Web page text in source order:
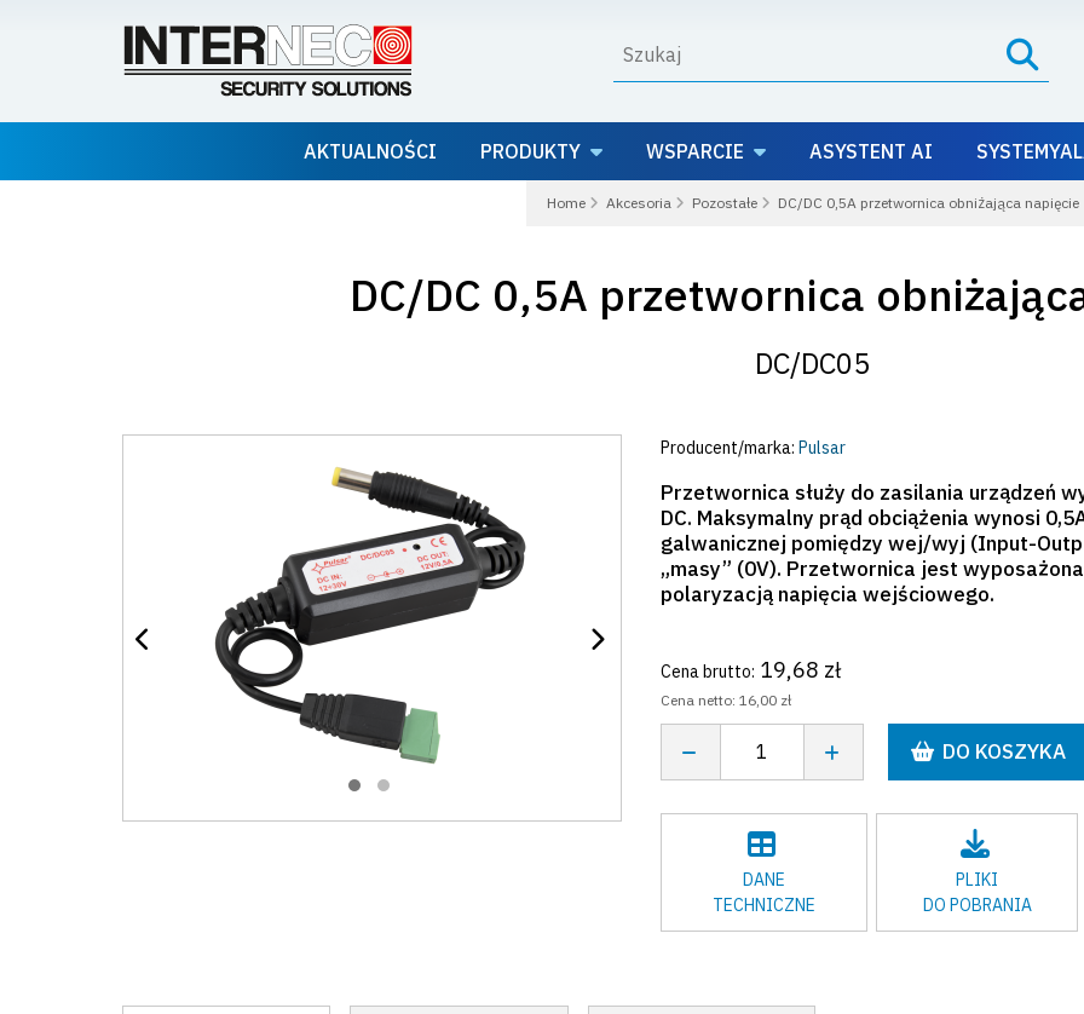
AKTUALNOŚCI PRODUKTY WSPARCIE ASYSTENT AI
Home Akcesoria Pozostałe DC/DC 0,5A przetwornica obniżająca napięcie
DC/DC 0,5A przetwornica
DC/DC05
Producent/marka:Pulsar
Przetwornica służy do zasilania urządzeń
DC. Maksymalny prąd obciążenia wynosi
galwanicznej pomiędzy wej/wyj (Input-
„masy” (0V). Przetwornica jest
polaryzacją napięcia wejściowego.
Cena brutto: 19,68 zł
Cena netto:16,00 zł
DO KOSZYKA
DANE
TECHNICZNE
PLIKI
DO POBRANIA